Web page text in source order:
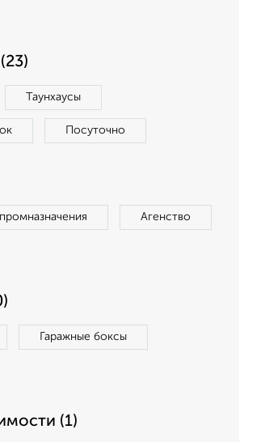
Таунхаусы
Посуточно
Агенство
Гаражные боксы
(1)